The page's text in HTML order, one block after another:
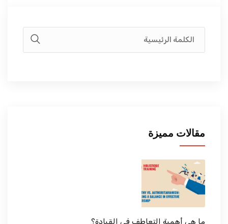
مقالات مميزة
ما هي أهمية التعاطف في القيادة؟